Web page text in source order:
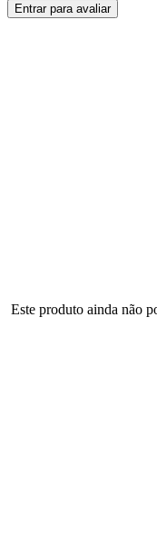
Entrar para avaliar
Este produto ainda não